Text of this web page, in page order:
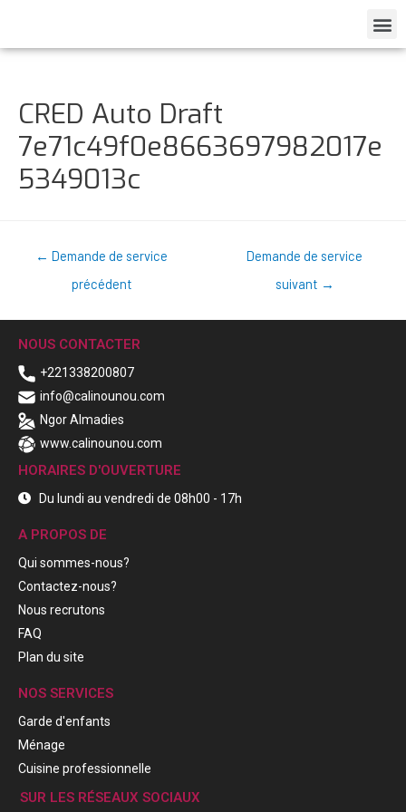
CRED Auto Draft
7e71c49f0e8663697982017e
5349013c
← Demande de service
précédent
Demande de service
suivant →
NOUS CONTACTER
+221338200807
info@calinounou.com
Ngor Almadies
www.calinounou.com
HORAIRES D'OUVERTURE
Du lundi au vendredi de 08h00 - 17h
A PROPOS DE
Qui sommes-nous?
Contactez-nous?
Nous recrutons
FAQ
Plan du site
NOS SERVICES
Garde d'enfants
Ménage
Cuisine professionnelle
SUR LES RÉSEAUX SOCIAUX